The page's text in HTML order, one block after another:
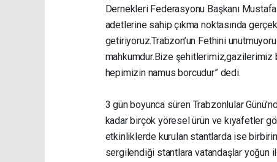
Dernekleri Federasyonu Başkanı
adetlerine sahip çıkma noktasında
getiriyoruz.Trabzon’un Fethini
mahkumdur.Bize şehitlerimiz,gazilerimiz
hepimizin namus borcudur” dedi.
3 gün boyunca süren Trabzonlular
kadar birçok yöresel ürün ve kıyafetler
etkinliklerde kurulan stantlarda ise
sergilendiği stantlara vatandaşlar yoğun